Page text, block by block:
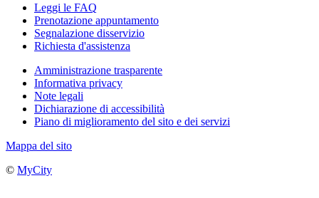
Leggi le FAQ
Prenotazione appuntamento
Segnalazione disservizio
Richiesta d'assistenza
Amministrazione trasparente
Informativa privacy
Note legali
Dichiarazione di accessibilità
Piano di miglioramento del sito e dei servizi
Mappa del sito
© MyCity